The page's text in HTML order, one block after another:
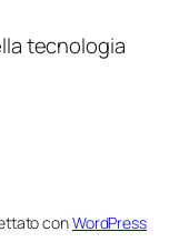
tecnologia
conWordPress